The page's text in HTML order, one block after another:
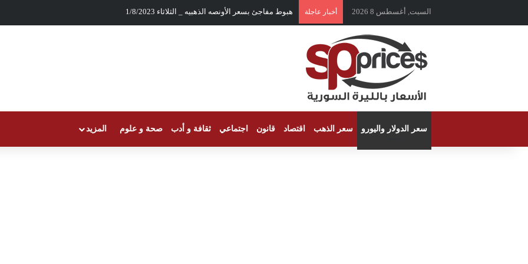
السبت, أغسطس 8 2026 أخبار عاجلة هبوط مفاجئ بسعر الأونصه الذهبيه _ الثلاثاء 1/8/2023
سعر الدولار واليورو سعر الذهب اقتصاد قانون اجتماعي ثقافة و أدب صحة و علوم المزيد